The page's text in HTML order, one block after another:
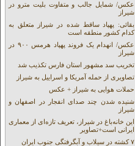
عکس/ شمایل جالب و متفاوت بلیت مترو در
شیراز
بقائی: پهپاد ساقط شده در شیراز متعلق به
کدام کشور منطقه است
عکس/ انهدام یک فروند پهپاد هرمس ۹۰۰ در
شیراز
تخریب سد مشهور استان فارس تکذیب شد
تصاویری از حمله آمریکا و اسراییل به شیراز
حملات هوایی به شیراز + عکس
شنیده شدن چند صدای انفجار در اصفهان و
شیراز
این خانه‌باغ در شیراز، تعریف تازه‌ای از معماری
ایرانی است+تصاویر
۷ کشته در سیلاب و آبگرفتگی جنوب ایران